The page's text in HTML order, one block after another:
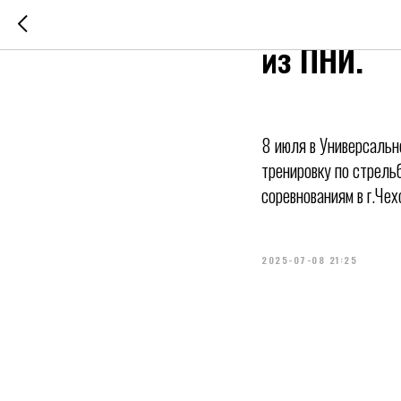
из ПНИ.
8 июля в
тренировку по
соревнованиям в
2025-07-08 21:25